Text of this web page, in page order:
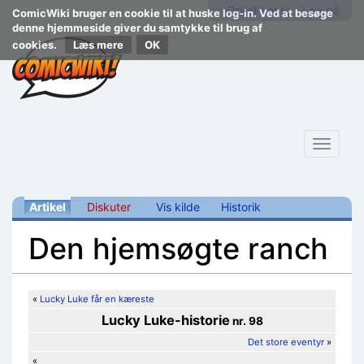
ComicWiki bruger en cookie til at huske log-in. Ved at besøge
denne hjemmeside giver du samtykke til brug af
cookies.
Læs mere
Opret konto Log på
Toggle
Artikel Diskuter Vis kilde Historik
Den hjemsøgte ranch
« Lucky Luke får en kæreste
Lucky Luke-historienr. 98
Det store eventyr »
«